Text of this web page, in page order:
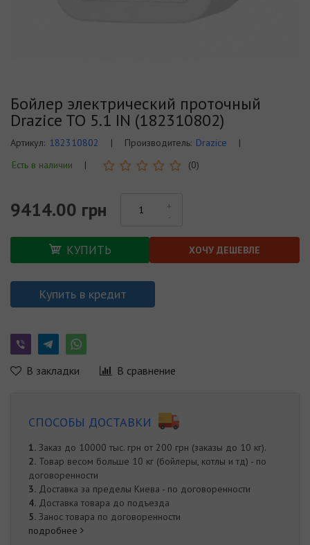
Бойлер электрический проточный
Drazice TO 5.1 IN (182310802)
Артикул: 182310802 | Производитель: Drazice
|
Есть в наличии
| (0)
9414.00 грн
КУПИТЬ ХОЧУ ДЕШЕВЛЕ
Купить в кредит
В закладки В сравнение
СПОСОБЫ ДОСТАВКИ
1. Заказ до 10000 тыс. грн от 200 грн (заказы до 10 кг).
2. Товар весом больше 10 кг (бойлеры, котлы и тд) - по
договоренности
3. Доставка за пределы Киева - по договоренности
4. Доставка товара до подъезда
5. Занос товара по договоренности
подробнее